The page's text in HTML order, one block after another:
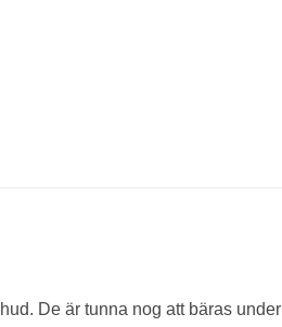
De är tunna nog att bäras under